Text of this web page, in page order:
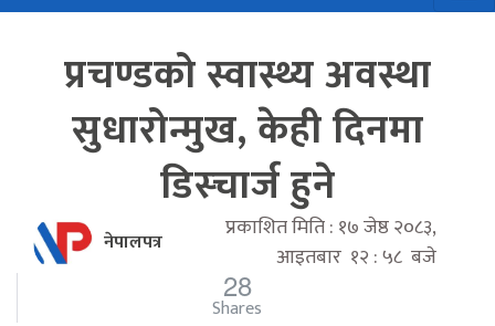
प्रचण्डको स्वास्थ्य अवस्था
सुधारोन्मुख, केही दिनमा
डिस्चार्ज हुने
नेपालपत्र
प्रकाशित मिति : १७ जेष्ठ २०८३,
आइतबार १२ : ५८ बजे
28
Shares